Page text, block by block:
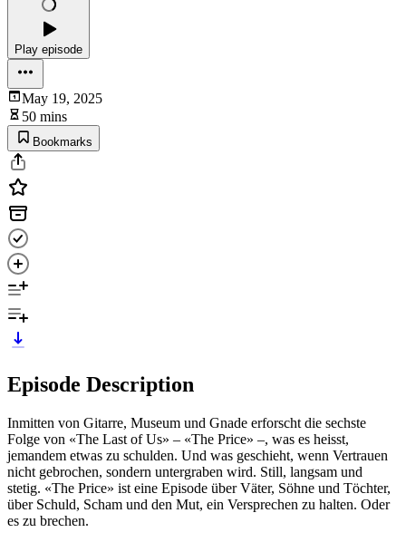
Play episode
May 19, 2025
50 mins
Bookmarks
Episode Description
Inmitten von Gitarre, Museum und Gnade erforscht die sechste
Folge von «The Last of Us» – «The Price» –, was es heisst,
jemandem etwas zu schulden. Und was geschieht, wenn Vertrauen
nicht gebrochen, sondern untergraben wird. Still, langsam und
stetig. «The Price» ist eine Episode über Väter, Söhne und Töchter,
über Schuld, Scham und den Mut, ein Versprechen zu halten. Oder
es zu brechen.